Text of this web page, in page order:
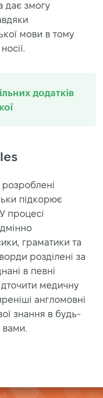
дає змогу
мови в тому
додатків
розроблені
підкорює
процесі
граматики та
розділені за
в певні
медичну
англомовні
знання в будь-
вами.